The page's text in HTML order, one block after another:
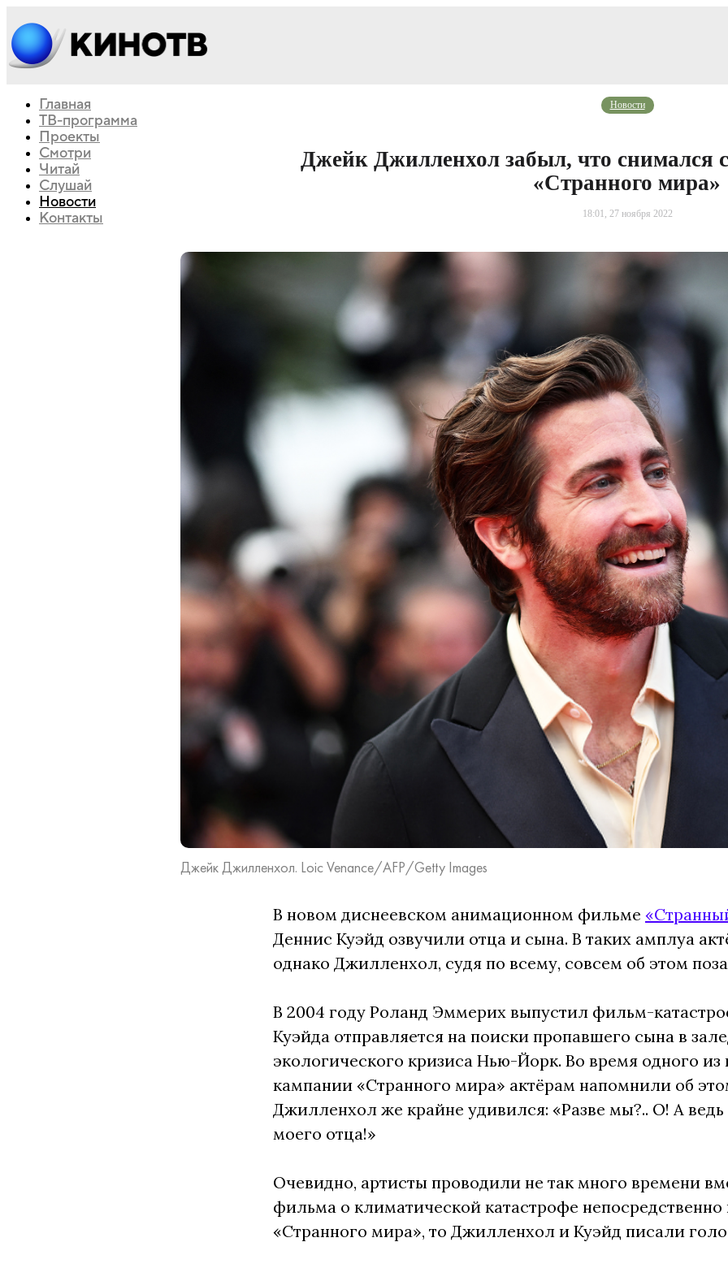
Главная
ТВ-программа
Проекты
Смотри
Читай
Слушай
Новости
Контакты
Новости
Джейк Джилленхол забыл, что снимался
«Странного мира»
18:01, 27 ноября 2022
Джейк Джилленхол. Loic Venance/AFP/Getty Images
В новом диснеевском анимационном фильме
Деннис Куэйд озвучили отца и сына. В таких амплуа
однако Джилленхол, судя по всему, совсем об этом
В 2004 году Роланд Эммерих выпустил фильм-
Куэйда отправляется на поиски пропавшего сына в
экологического кризиса Нью-Йорк. Во время одного
кампании «Странного мира» актёрам напомнили об
Джилленхол же крайне удивился: «Разве мы?.. О! А
моего отца!»
Очевидно, артисты проводили не так много времени
фильма о климатической катастрофе непосредственно
«Странного мира», то Джилленхол и Куэйд писали